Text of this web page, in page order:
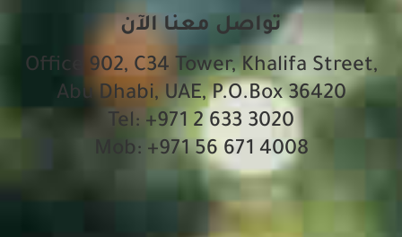
تواصل معنا الآن
Office 902, C34 Tower, Khalifa Street,
Abu Dhabi, UAE, P.O.Box 36420
Tel: +971 2 633 3020
Mob: +971 56 671 4008